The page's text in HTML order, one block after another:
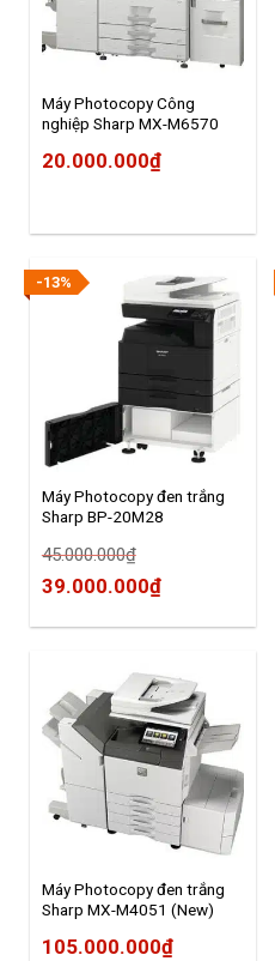
Máy Photocopy Công
nghiệp Sharp MX-M6570
20.000.000₫
-13%
Máy Photocopy đen trắng
Sharp BP-20M28
45.000.000₫
Original
45.000.000₫.
39.000.000₫Current
39.000.000₫.
Máy Photocopy đen trắng
Sharp MX-M4051 (New)
105.000.000₫